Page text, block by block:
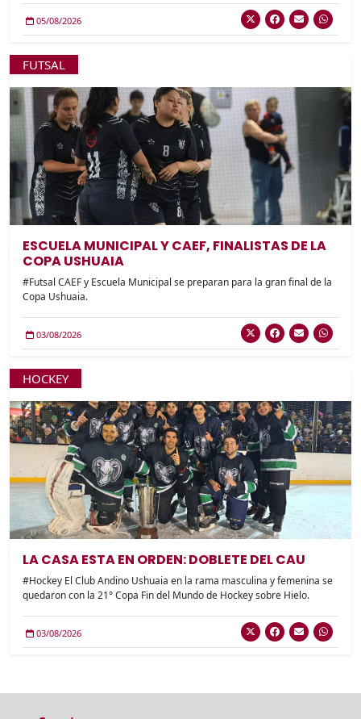
05/08/2026
FUTSAL
ESCUELA MUNICIPAL Y CAEF, FINALISTAS DE LA
COPA USHUAIA
#Futsal CAEF y Escuela Municipal se preparan para la gran final de la
Copa Ushuaia.
03/08/2026
HOCKEY
LA CASA ESTA EN ORDEN: DOBLETE DEL CAU
#Hockey El Club Andino Ushuaia en la rama masculina y femenina se
quedaron con la 21° Copa Fin del Mundo de Hockey sobre Hielo.
03/08/2026